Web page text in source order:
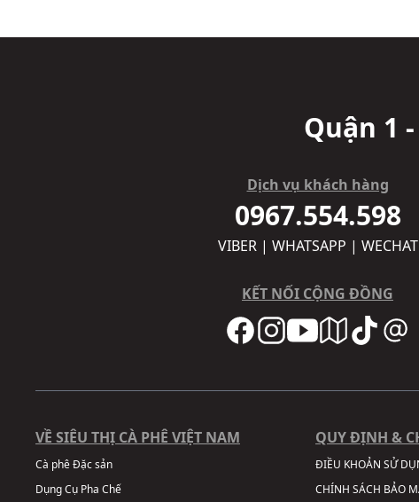
Quận 1
Dịch vụ khách hàng
0967.554.598
VIBER | WHATSAPP | WECHAT
KẾT NỐI CỘNG ĐỒNG
VỀ SIÊU THỊ CÀ PHÊ VIỆT NAM
Cà phê Đặc sản
Dụng Cụ Pha Chế
QUY ĐỊNH &
ĐIỀU KHOẢN SỬ
CHÍNH SÁCH BẢO